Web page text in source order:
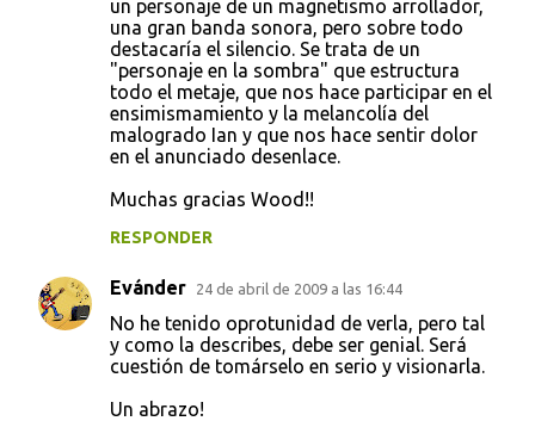
un personaje de un magnetismo arrollador,
una gran banda sonora, pero sobre todo
destacaría el silencio. Se trata de un
"personaje en la sombra" que estructura
todo el metaje, que nos hace participar en el
ensimismamiento y la melancolía del
malogrado Ian y que nos hace sentir dolor
en el anunciado desenlace.
Muchas gracias Wood!!
RESPONDER
Evánder 24 de abril de 2009 a las 16:44
No he tenido oprotunidad de verla, pero tal
y como la describes, debe ser genial. Será
cuestión de tomárselo en serio y visionarla.
Un abrazo!